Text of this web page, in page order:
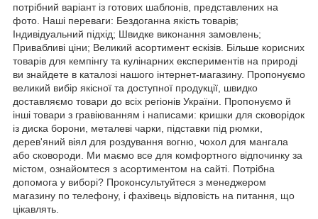
потрібний варіант із готових шаблонів, представлених на
фото. Наші переваги: Бездоганна якість товарів;
Індивідуальний підхід; Швидке виконання замовлень;
Привабливі ціни; Великий асортимент ескізів. Більше корисних
товарів для кемпінгу та кулінарних експериментів на природі
ви знайдете в каталозі нашого інтернет-магазину. Пропонуємо
великий вибір якісної та доступної продукції, швидко
доставляємо товари до всіх регіонів України. Пропонуємо й
інші товари з гравіюванням і написами: кришки для сковорідок
із диска борони, металеві чарки, підставки під рюмки,
дерев'яний віял для роздування вогню, чохол для мангала
або сковороди. Ми маємо все для комфортного відпочинку за
містом, ознайомтеся з асортиментом на сайті. Потрібна
допомога у виборі? Проконсультуйтеся з менеджером
магазину по телефону, і фахівець відповість на питання, що
цікавлять.